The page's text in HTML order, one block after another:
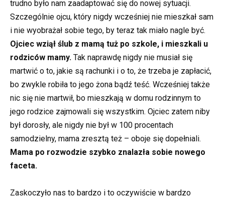
trudno było nam zaadaptować się do nowej sytuacji.
Szczególnie ojcu, który nigdy wcześniej nie mieszkał sam
i nie wyobrażał sobie tego, by teraz tak miało nagle być.
Ojciec wziął ślub z mamą tuż po szkole, i mieszkali u
rodziców mamy. Tak naprawdę nigdy nie musiał się
martwić o to, jakie są rachunki i o to, że trzeba je zapłacić,
bo zwykle robiła to jego żona bądź teść. Wcześniej także
nic się nie martwił, bo mieszkają w domu rodzinnym to
jego rodzice zajmowali się wszystkim. Ojciec zatem niby
był dorosły, ale nigdy nie był w 100 procentach
samodzielny, mama zresztą też – oboje się dopełniali.
Mama po rozwodzie szybko znalazła sobie nowego
faceta.
Zaskoczyło nas to bardzo i to oczywiście w bardzo